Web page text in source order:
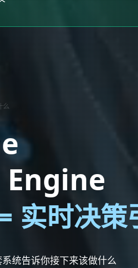
么
实时决策
统告诉你接下来该做什么